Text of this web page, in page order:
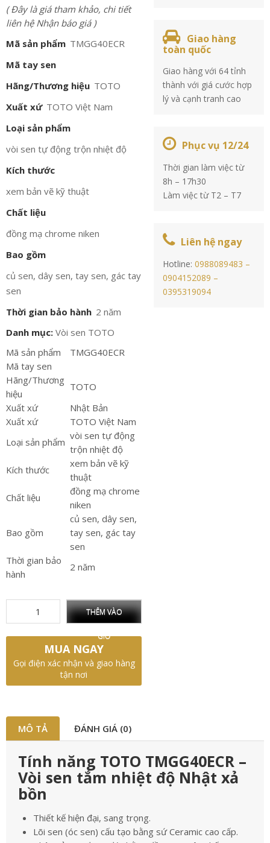
( Đây là giá tham khảo, chi tiết
liên hệ Nhận báo giá )
Mã sản phẩm TMGG40ECR
Mã tay sen
Hãng/Thương hiệu TOTO
Xuất xứ TOTO Việt Nam
Loại sản phẩm
vòi sen tự động trộn nhiệt độ
Kích thước
xem bản vẽ kỹ thuật
Chất liệu
đồng mạ chrome niken
Bao gồm
củ sen, dây sen, tay sen, gác tay
sen
Thời gian bảo hành 2 năm
Danh mục: Vòi sen TOTO
Mã sản phẩm
TMGG40ECR
Mã tay sen
Hãng/Thương
hiệu
TOTO
Xuất xứ
Nhật Bản
Xuất xứ
TOTO Việt Nam
Loại sản phẩm
vòi sen tự động
trộn nhiệt độ
Kích thước
xem bản vẽ kỹ
thuật
Chất liệu
đồng mạ chrome
niken
Bao gồm
củ sen, dây sen,
tay sen, gác tay
sen
Thời gian bảo
hành
2 năm
THÊM VÀO
GIỎ
MUA NGAY
Gọi điện xác nhận và giao hàng
tận nơi
Giao hàng
toàn quốc
Giao hàng với 64 tỉnh
thành với giá cước hợp
lý và cạnh tranh cao
Phục vụ 12/24
Thời gian làm việc từ
8h – 17h30
Làm việc từ T2 – T7
Liên hệ ngay
Hotline:0988089483 –
0904152089 –
0395319094
MÔ TẢ ĐÁNH GIÁ (0)
Tính năng TOTO TMGG40ECR –
Vòi sen tắm nhiệt độ Nhật xả
bồn
Thiết kế hiện đại, sang trọng.
Lõi sen (óc sen) cấu tạo bằng sứ Ceramic cao cấp.